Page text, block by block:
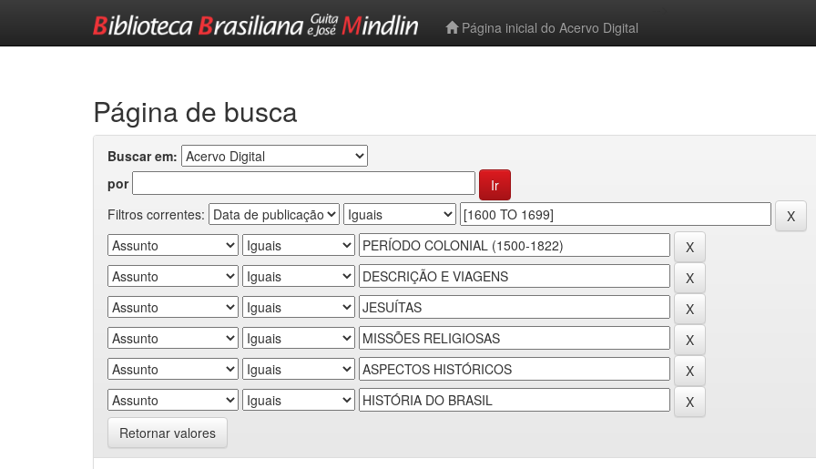
Página inicial do Acervo Digital
Página de busca
Buscar em:
por
Filtros correntes:
Retornar valores